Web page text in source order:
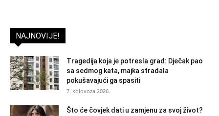
NAJNOVIJE!
Tragedija koja je potresla grad: Dječak pao
sa sedmog kata, majka stradala
pokušavajući ga spasiti
7. kolovoza 2026.
Što će čovjek dati u zamjenu za svoj život?